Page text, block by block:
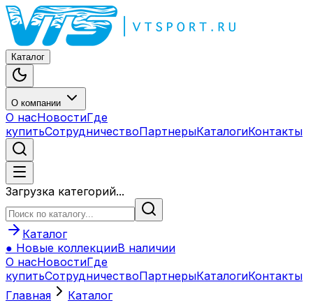
Каталог
О компании
О насНовостиГде
купитьСотрудничествоПартнерыКаталогиКонтакты
Загрузка категорий...
Каталог
● Новые коллекцииВ наличии
О насНовостиГде
купитьСотрудничествоПартнерыКаталогиКонтакты
Главная
Каталог